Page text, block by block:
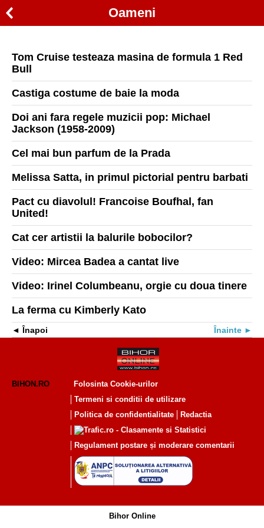
Oameni
Tom Cruise testeaza masina de formula 1 Red
Bull
Castiga costume de baie la moda
Doi ani fara regele muzicii pop: Michael
Jackson (1958-2009)
Cel mai bun parfum de la Prada
Melissa Satta, in primul pictorial pentru barbati
Pact cu diavolul! Francoise Boufhal, fan
United!
Cat cer artistii la balurile bobocilor?
Video: Mircea Badea a cantat live
Video: Irinel Columbeanu, orgie cu doua tinere
La ferma cu Kimberly Kato
Înapoi Înainte
BIHON.RO
Folosinta Cookie-urilor
Termeni si conditii de utilizare
Politica de confidentialitate
Redactia
Regulament postare și moderare comentarii
Bihor Online